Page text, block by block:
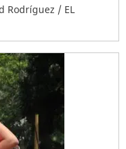
Rodríguez / EL